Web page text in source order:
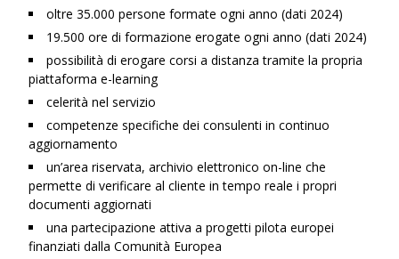
oltre 35.000 persone formate ogni anno (dati 2024)
19.500 ore di formazione erogate ogni anno (dati 2024)
possibilità di erogare corsi a distanza tramite la propria
piattaforma e-learning
celerità nel servizio
competenze specifiche dei consulenti in continuo
aggiornamento
un’area riservata, archivio elettronico on-line che
permette di verificare al cliente in tempo reale i propri
documenti aggiornati
una partecipazione attiva a progetti pilota europei
finanziati dalla Comunità Europea